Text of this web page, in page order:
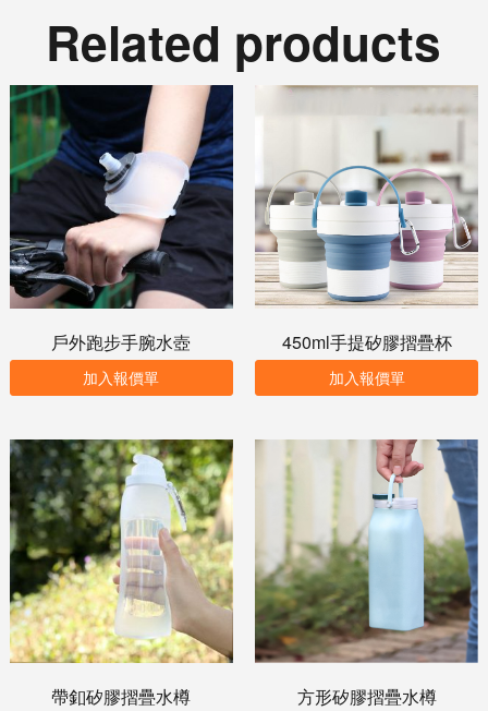
Related products
戶外跑步手腕水壺
加入報價單
450ml手提矽膠摺疊杯
加入報價單
帶釦矽膠摺疊水樽 方形矽膠摺疊水樽